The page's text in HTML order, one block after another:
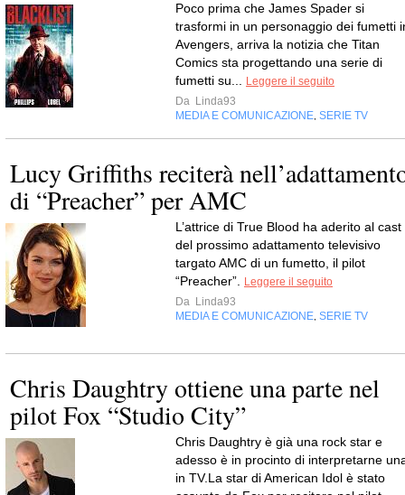
Poco prima che James Spader si
trasformi in un personaggio dei fumetti
Avengers, arriva la notizia che Titan
Comics sta progettando una serie di
fumetti su... Leggere il seguito
Da Linda93
MEDIA E COMUNICAZIONE, SERIE TV
Lucy Griffiths reciterà
di “Preacher” per AMC
L’attrice di True Blood ha aderito al cast
del prossimo adattamento televisivo
targato AMC di un fumetto, il pilot
“Preacher”. Leggere il seguito
Da Linda93
MEDIA E COMUNICAZIONE, SERIE TV
Chris Daughtry ottiene una parte nel
pilot Fox “Studio City”
Chris Daughtry è già una rock star e
adesso è in procinto di interpretarne
in TV.La star di American Idol è stato